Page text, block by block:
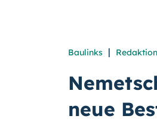
Baulinks | Redaktion
neue